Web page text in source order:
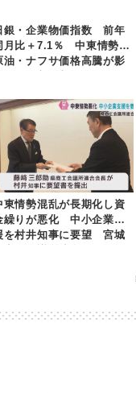
銀・企業物価指数 前年
月比＋7.1％ 中東情勢で
油・ナフサ価格高騰が影
東情勢混乱が長期化し資
繰りが悪化 中小企業支
を村井知事に要望 宮城